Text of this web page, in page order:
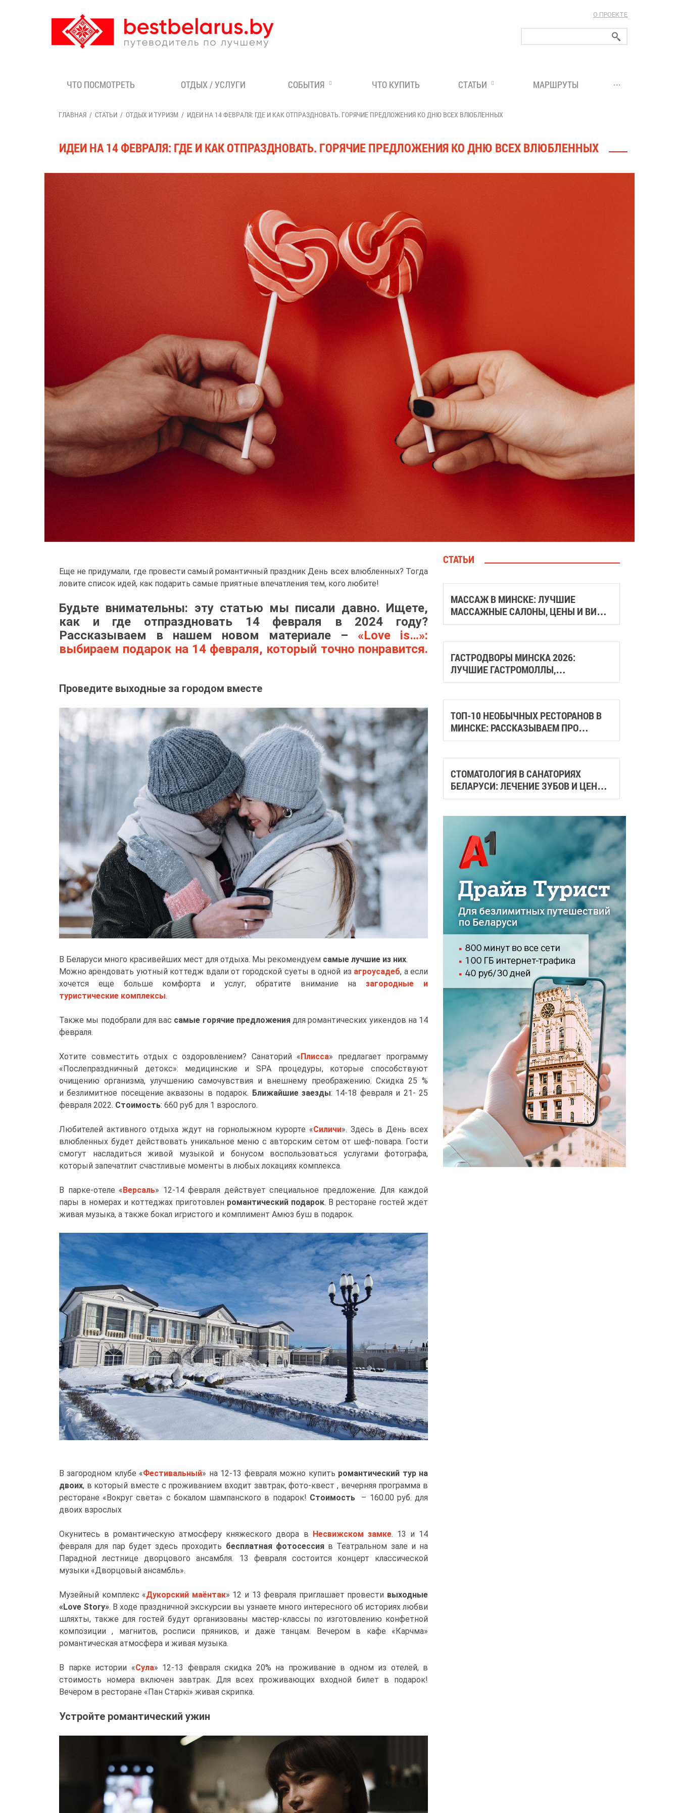
О ПРОЕКТЕ
ЧТО ПОСМОТРЕТЬ ОТДЫХ / УСЛУГИ СОБЫТИЯ ЧТО КУПИТЬ СТАТЬИ МАРШРУТЫ ...
ГЛАВНАЯ СТАТЬИ ОТДЫХ И ТУРИЗМ ИДЕИ НА 14 ФЕВРАЛЯ: ГДЕ И КАК ОТПРАЗДНОВАТЬ. ГОРЯЧИЕ ПРЕДЛОЖЕНИЯ КО ДНЮ ВСЕХ ВЛЮБЛЕННЫХ
ИДЕИ НА 14 ФЕВРАЛЯ: ГДЕ И КАК ОТПРАЗДНОВАТЬ. ГОРЯЧИЕ ПРЕДЛОЖЕНИЯ КО ДНЮ ВСЕХ ВЛЮБЛЕННЫХ
Еще не придумали, где провести самый романтичный праздник День всех влюбленных? Тогда
ловите список идей, как подарить самые приятные впечатления тем, кого любите!
Будьте внимательны: эту статью мы писали давно. Ищете,
как и где отпраздновать 14 февраля в 2024 году?
Рассказываем в нашем новом материале – «Love is…»:
выбираем подарок на 14 февраля, который точно понравится.
Проведите выходные за городом вместе
В Беларуси много красивейших мест для отдыха. Мы рекомендуем самые лучшие из них.
Можно арендовать уютный коттедж вдали от городской суеты в одной из агроусадеб, а если
хочется еще больше комфорта и услуг, обратите внимание назагородные и
туристические комплексы.
Также мы подобрали для вас самые горячие предложениядля романтических уикендов на 14
февраля.
Хотите совместить отдых с оздоровлением? Санаторий «Плисса» предлагает программу
«Послепраздничный детокс»: медицинские и SPA процедуры, которые способствуют
очищению организма, улучшению самочувствия и внешнему преображению. Скидка 25 %
и безлимитное посещение аквазоны в подарок. Ближайшие заезды: 14-18 февраля и 21- 25
февраля 2022. Стоимость: 660 руб для 1 взрослого.
Любителей активного отдыха ждут на горнолыжном курорте «Силичи». Здесь в День всех
влюбленных будет действовать уникальное меню с авторским сетом от шеф-повара. Гости
смогут насладиться живой музыкой и бонусом воспользоваться услугами фотографа,
который запечатлит счастливые моменты в любых локациях комплекса.
В парке-отеле «Версаль» 12-14 февраля действует специальное предложение. Для каждой
пары в номерах и коттеджах приготовлен романтический подарок. В ресторане гостей ждет
живая музыка, а также бокал игристого и комплимент Амюз буш в подарок.
В загородном клубе «Фестивальный» на 12-13 февраля можно купить романтический тур на
двоих, в который вместе с проживанием входит завтрак, фото-квест , вечерняя программа в
ресторане «Вокруг света» с бокалом шампанского в подарок! Стоимость
– 160.00 руб. для
двоих взрослых
Окунитесь в романтическую атмосферу княжеского двора в Несвижском замке. 13 и 14
февраля для пар будет здесь проходить бесплатная фотосессияв Театральном зале и на
Парадной лестнице дворцового ансамбля. 13 февраля состоится концерт классической
музыки «Дворцовый ансамбль».
Музейный комплекс «Дукорский маёнтак» 12 и 13 февраля приглашает провести выходные
«Love Story». В ходе праздничной экскурсии вы узнаете много интересного об историях любви
шляхты, также для гостей будут организованы мастер-классы по изготовлению конфетной
композиции , магнитов, росписи пряников, и даже танцам. Вечером в кафе «Карчма»
романтическая атмосфера и живая музыка.
В парке истории «Сула» 12-13 февраля скидка 20% на проживание в одном из отелей, в
стоимость номера включен завтрак. Для всех проживающих входной билет в подарок!
Вечером в ресторане «Пан Старкі» живая скрипка.
Устройте романтический ужин
СТАТЬИ
МАССАЖ В МИНСКЕ: ЛУЧШИЕ
МАССАЖНЫЕ САЛОНЫ, ЦЕНЫ И ВИДЫ
МАССАЖА
ГАСТРОДВОРЫ МИНСКА 2026:
ЛУЧШИЕ ГАСТРОМОЛЛЫ,
ГАСТРОСКВЕРЫ И МЕСТА СО
ТОП-10 НЕОБЫЧНЫХ РЕСТОРАНОВ В
МИНСКЕ: РАССКАЗЫВАЕМ ПРО
СТИЛЬНЫЕ И АТМОСФЕРНЫЕ МЕСТА
СТОМАТОЛОГИЯ В САНАТОРИЯХ
БЕЛАРУСИ: ЛЕЧЕНИЕ ЗУБОВ И ЦЕНЫ
НА ПРОЦЕДУРЫ В 2026 ГОДУ